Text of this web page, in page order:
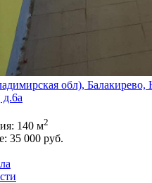
обл),
д.6а
140 м2
35 000 руб.